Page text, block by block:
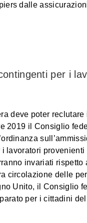
dalle
per i
deve poter
2019 il Consiglio
lavoratori
invariati rispetto
circolazione delle
Unito, il Consiglio
per i cittadini